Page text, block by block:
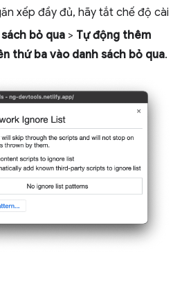
xếp đầy đủ, hãy tắt chế độ cài
bỏ qua > Tự động thêm
thứ ba vào danh sách bỏ qua.